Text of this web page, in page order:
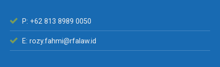
P: +62 813 8989 0050
E: rozy.fahmi@rfalaw.id